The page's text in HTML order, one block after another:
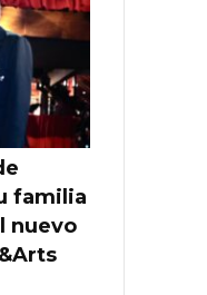
familia
nuevo